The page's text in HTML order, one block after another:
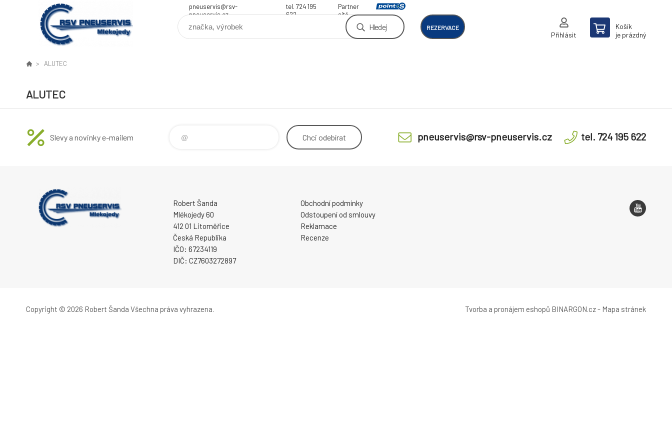
pneuservis@rsv-
pneuservis.cz
tel. 724 195
622
Partner
sítě
Hledej REZERVACE
Přihlásit
Košík
je prázdný
ALUTEC
ALUTEC
Slevy a novinky e-mailem Chci odebírat pneuservis@rsv-pneuservis.cz tel. 724 195 622
Robert Šanda
Mlékojedy 60
412 01 Litoměřice
Česká Republika
IČO: 67234119
DIČ: CZ7603272897
Obchodní podmínky
Odstoupení od smlouvy
Reklamace
Recenze
Copyright © 2026 Robert Šanda Všechna práva vyhrazena. Tvorba a pronájem eshopů BINARGON.cz- Mapa stránek